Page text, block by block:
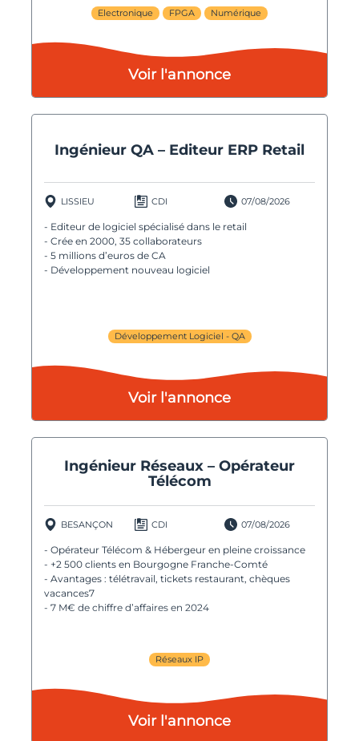
Electronique FPGA Numérique
Voir l'annonce
Ingénieur QA – Editeur ERP Retail
LISSIEU CDI 07/08/2026
- Editeur de logiciel spécialisé dans le retail
- Crée en 2000, 35 collaborateurs
- 5 millions d’euros de CA
- Développement nouveau logiciel
Développement Logiciel - QA
Voir l'annonce
Ingénieur Réseaux – Opérateur
Télécom
BESANÇON CDI 07/08/2026
- Opérateur Télécom & Hébergeur en pleine croissance
- +2 500 clients en Bourgogne Franche-Comté
- Avantages : télétravail, tickets restaurant, chèques
vacances7
- 7 M€ de chiffre d’affaires en 2024
Réseaux IP
Voir l'annonce